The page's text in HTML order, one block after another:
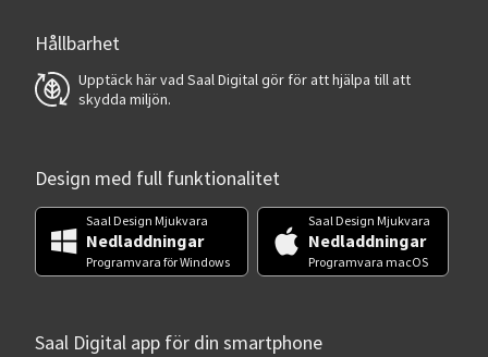
Hållbarhet
Upptäck här vad Saal Digital gör för att hjälpa till att
skydda miljön.
Design med full funktionalitet
Saal Design Mjukvara
Nedladdningar
Programvara för Windows
Saal Design Mjukvara
Nedladdningar
Programvara macOS
Saal Digital app för din smartphone